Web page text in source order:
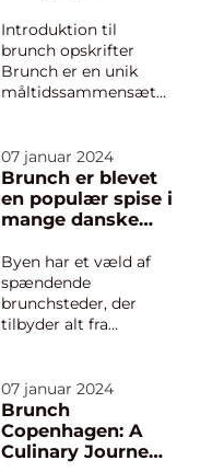
Introduktion til
brunch opskrifter
Brunch er en unik
måltidssammensætni
bedste del af
morgenmad og
frokost. Det er et
måltid, der skaber en
mellem lækre retter
og afslappende
atmosfære. Brunch
op...
07 januar 2024
Brunch er blevet
en populær spise i
mange danske
også i Aarhus
Byen har et væld af
spændende
brunchsteder, der
tilbyder alt fra
brunchoplevelser.
Hvis du er interesseret
i at udforske
brunchmulighederne i
07 januar 2024
Brunch
Copenhagen: A
Culinary Journey